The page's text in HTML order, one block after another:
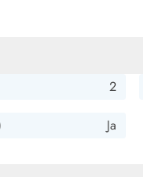
Makel, das
2
Ja